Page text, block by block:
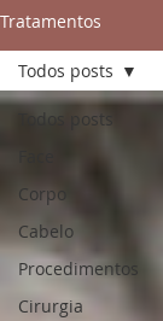
Tratamentos
Todos posts
Corpo
Cabelo
Procedimentos
Cirurgia
Todos posts